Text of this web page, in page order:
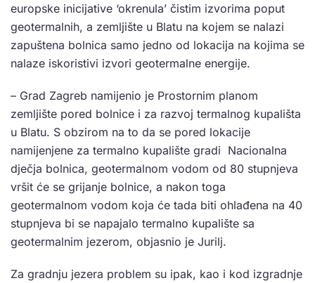
europske inicijative ‘okrenula’ čistim izvorima poput
geotermalnih, a zemljište u Blatu na kojem se nalazi
zapuštena bolnica samo jedno od lokacija na kojima se
nalaze iskoristivi izvori geotermalne energije.
– Grad Zagreb namijenio je Prostornim planom
zemljište pored bolnice i za razvoj termalnog kupališta
u Blatu. S obzirom na to da se pored lokacije
namijenjene za termalno kupalište gradi Nacionalna
dječja bolnica, geotermalnom vodom od 80 stupnjeva
vršit će se grijanje bolnice, a nakon toga
geotermalnom vodom koja će tada biti ohlađena na 40
stupnjeva bi se napajalo termalno kupalište sa
geotermalnim jezerom, objasnio je Jurilj.
Za gradnju jezera problem su ipak, kao i kod izgradnje